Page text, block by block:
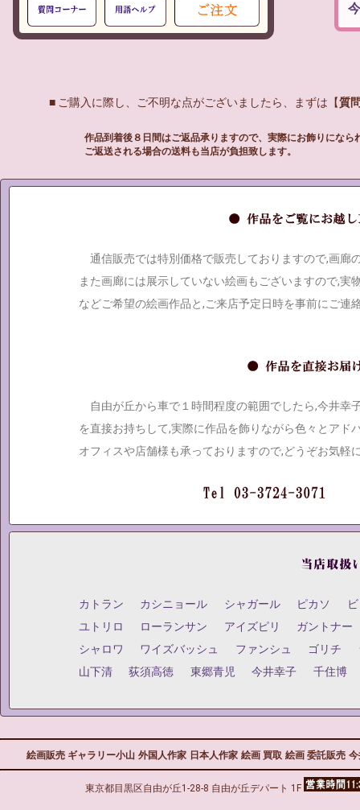
■ ご購入に際し、ご不明な点がございましたら、まずは【質
作品到着後８日間はご返品承りますので、実際にお飾りになら
ご返送される場合の送料も当店が負担致します。
通信販売では特別価格で販売しておりますので,画廊
また画廊には展示していない絵画もございますので,
などご希望の絵画作品と,ご来店予定日時を事前にご連
自由が丘から車で１時間程度の範囲でしたら,今井幸
を直接お持ちして,実際に作品を飾りながら色々とアド
オフィスや店舗様も承っておりますので,どうぞお気軽
カトラン カシニョール シャガール ピカソ
ユトリロ
ローランサン アイズピリ
ガントナー
シャロワ
ワイズバッシュ ファンシュ ゴリチ
山下清
荻須高徳 東郷青児 今井幸子 千住博
絵画販売 ギャラリー小山 外国人作家 日本人作家 絵画 買取 絵画 委託販売
東京都目黒区自由が丘1-28-8 自由が丘デパート 1F